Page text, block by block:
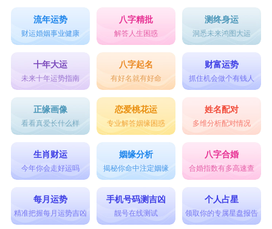
流年运势
财运婚姻事业健康
八字精批
解答人生困惑
测终身运
洞悉未来鸿图大运
十年大运
未来十年运势指南
八字起名
有好名就有好命
财富运势
抓住机会做个有钱人
正缘画像
看看真爱长什么样
恋爱桃花运
专业解答姻缘困惑
姓名配对
多维分析配对情况
生肖财运
今年你会走好运吗
姻缘分析
揭秘你命中注定姻缘
八字合婚
合婚指数有多高速查
每月运势
精准把握每月运势吉凶
手机号码测吉凶
靓号在线测试
个人占星
领取你的专属星盘报告